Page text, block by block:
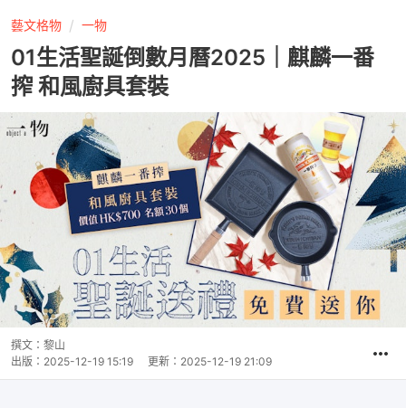
藝文格物 一物
01生活聖誕倒數月曆2025｜麒麟一番
搾 和風廚具套裝
撰文： 黎山
出版： 2025-12-19 15:19 更新： 2025-12-19 21:09